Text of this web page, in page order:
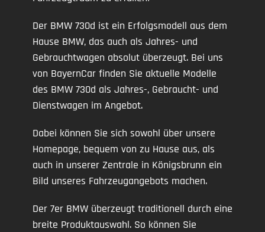
Der BMW 730d ist ein Erfolgsmodell aus dem
Hause BMW, das auch als Jahres- und
Gebrauchtwagen absolut überzeugt. Bei uns
von BayernCar finden Sie aktuelle Modelle
des BMW 730d als Jahres-, Gebraucht- und
Dienstwagen im Angebot.
Dabei können Sie sich sowohl über unsere
Homepage, bequem von zu Hause aus, als
auch in unserer Zentrale in Königsbrunn ein
Bild unseres Fahrzeugangebots machen.
Der 7er BMW überzeugt traditionell durch eine
breite Produktauswahl. So können Sie